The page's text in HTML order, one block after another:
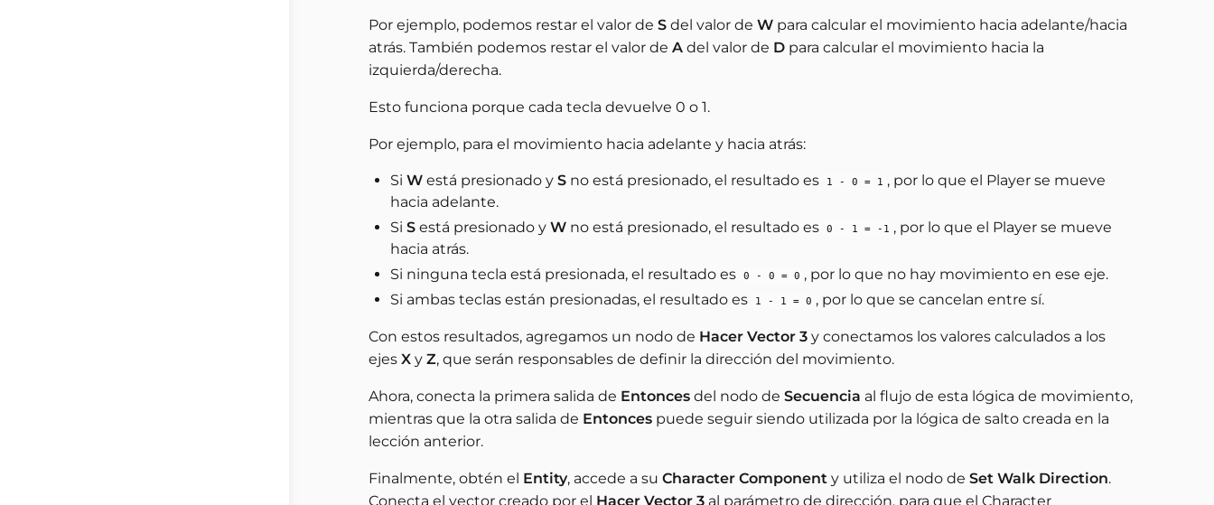
Por ejemplo, podemos restar el valor de S del valor de W para calcular el movimiento hacia adelante/hacia
atrás. También podemos restar el valor de A del valor de D para calcular el movimiento hacia la
izquierda/derecha.
Esto funciona porque cada tecla devuelve 0 o 1.
Por ejemplo, para el movimiento hacia adelante y hacia atrás:
Si W está presionado y S no está presionado, el resultado es 1 - 0 = 1 , por lo que el Player se mueve
hacia adelante.
Si S está presionado y W no está presionado, el resultado es 0 - 1 = -1 , por lo que el Player se mueve
hacia atrás.
Si ninguna tecla está presionada, el resultado es 0 - 0 = 0 , por lo que no hay movimiento en ese eje.
Si ambas teclas están presionadas, el resultado es
1 - 1 = 0 , por lo que se cancelan entre sí.
Con estos resultados, agregamos un nodo de Hacer Vector 3 y conectamos los valores calculados a los
ejes X y Z, que serán responsables de definir la dirección del movimiento.
Ahora, conecta la primera salida de Entonces del nodo de Secuencia al flujo de esta lógica de movimiento,
mientras que la otra salida de Entonces puede seguir siendo utilizada por la lógica de salto creada en la
lección anterior.
Finalmente, obtén el Entity, accede a su Character Component y utiliza el nodo de Set Walk Direction.
Conecta el vector creado por el Hacer Vector 3 al parámetro de dirección, para que el Character